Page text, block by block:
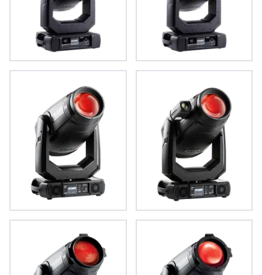
iESPRITE® iESPRITE® Fresnel
ESPRITE® ESPRITE® FS